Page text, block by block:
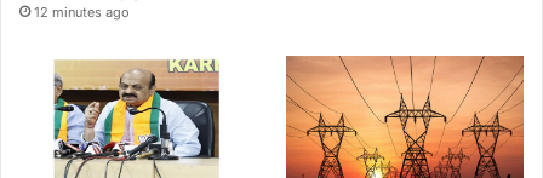
12 minutes ago